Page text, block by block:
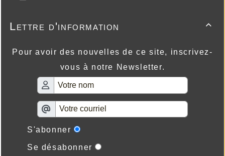

Lettre d'information
Pour avoir des nouvelles de ce site, inscrivez-
vous à notre Newsletter.
S'abonner
Se désabonner